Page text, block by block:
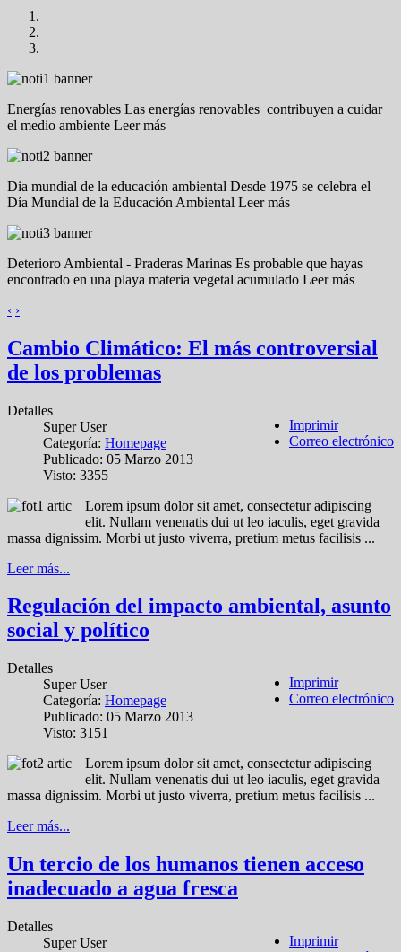
Energías renovables Las energías renovables contribuyen a cuidar
el medio ambiente Leer más
Dia mundial de la educación ambiental Desde 1975 se celebra el
Día Mundial de la Educación Ambiental Leer más
Deterioro Ambiental - Praderas Marinas Es probable que hayas
encontrado en una playa materia vegetal acumulado Leer más
‹ ›
Cambio Climático: El más controversial
de los problemas
Imprimir
Correo electrónico
Detalles
Super User
Categoría: Homepage
Publicado: 05 Marzo 2013
Visto: 3355
Lorem ipsum dolor sit amet, consectetur adipiscing
elit. Nullam venenatis dui ut leo iaculis, eget gravida
massa dignissim. Morbi ut justo viverra, pretium metus facilisis ...
Leer más...
Regulación del impacto ambiental, asunto
social y político
Imprimir
Correo electrónico
Detalles
Super User
Categoría: Homepage
Publicado: 05 Marzo 2013
Visto: 3151
Lorem ipsum dolor sit amet, consectetur adipiscing
elit. Nullam venenatis dui ut leo iaculis, eget gravida
massa dignissim. Morbi ut justo viverra, pretium metus facilisis ...
Leer más...
Un tercio de los humanos tienen acceso
inadecuado a agua fresca
Imprimir
Detalles
Super User